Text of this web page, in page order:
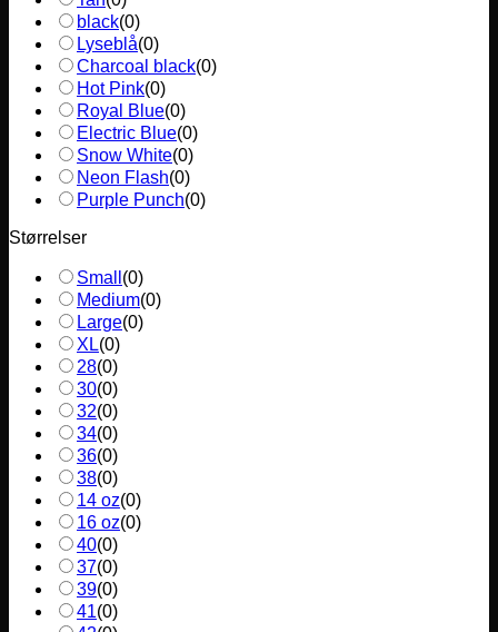
black(0)
Lyseblå(0)
Charcoal black(0)
Hot Pink(0)
Royal Blue(0)
Electric Blue(0)
Snow White(0)
Neon Flash(0)
Purple Punch(0)
Størrelser
Small (0)
Medium(0)
Large(0)
XL(0)
28(0)
30(0)
32(0)
34(0)
36(0)
38(0)
14 oz(0)
16 oz(0)
40(0)
37(0)
39(0)
41(0)